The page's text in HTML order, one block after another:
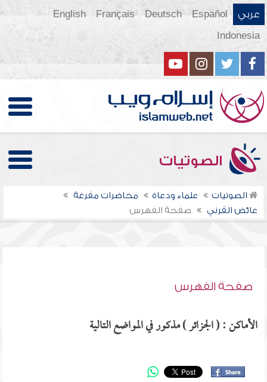
عربي Español
Deutsch
Français
English
Indonesia
الصوتيات
الصوتيات علماء ودعاة
محاضرات مفرغة
عائض القرني
صفحة الفهرس
صفحة الفهرس
الأماكن : ( الجزائر ) مذكور في المواضع التالية